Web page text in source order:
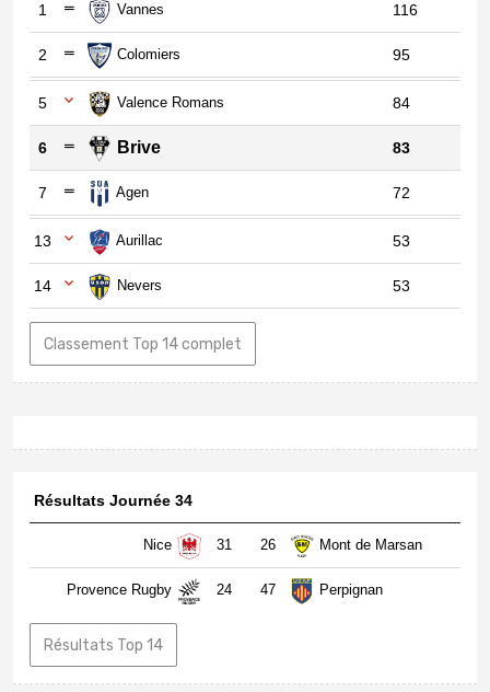
1 Vannes 116
2 Colomiers 95
5 Valence Romans 84
6 Brive 83
7 Agen 72
13 Aurillac 53
14 Nevers 53
Classement Top 14 complet
Résultats Journée 34
Nice 31 26 Mont de Marsan
Provence Rugby 24 47 Perpignan
Résultats Top 14